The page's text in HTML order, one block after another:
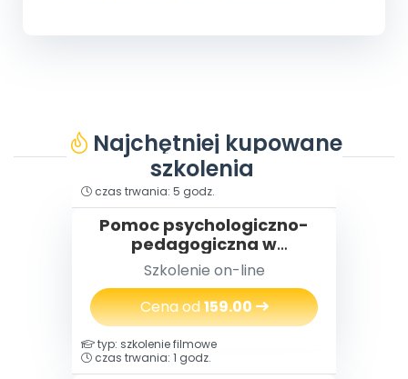
Najchętniej kupowane
szkolenia
typ: szkolenie filmowe
czas trwania: 5 godz.
Pomoc psychologiczno-
pedagogiczna w
przedszkolu
Szkolenie on-line
Cena od159.00
typ: szkolenie filmowe
czas trwania: 1 godz.